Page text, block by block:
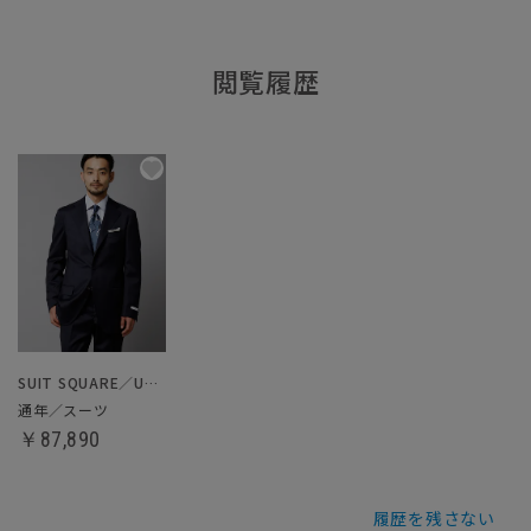
閲覧履歴
SUIT SQUARE／UNIVERSAL LANGUAGE
通年／スーツ
￥87,890
履歴を残さない